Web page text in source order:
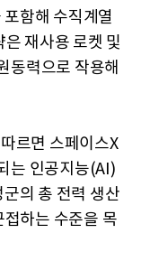
함해 수직계열
재사용 로켓 및
동력으로 작용해
르면 스페이스X
는 인공지능(AI)
의 총 전력 생산
하는 수준을 목